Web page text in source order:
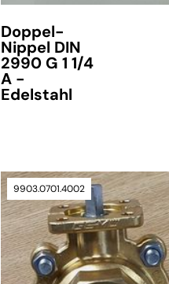
verfügbar
Doppel-
Nippel DIN
2990 G 1 1/4
A -
Edelstahl
9903.0701.4002